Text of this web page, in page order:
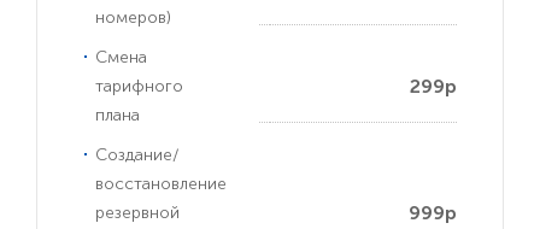
номеров)
Смена
тарифного
плана
299р
Создание/
восстановление
резервной
999р